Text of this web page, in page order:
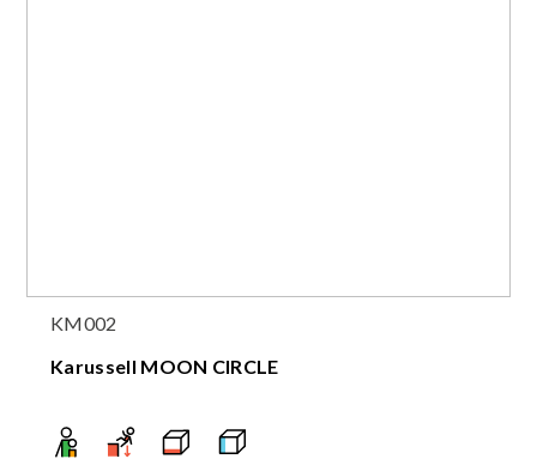
KM002
Karussell MOON CIRCLE